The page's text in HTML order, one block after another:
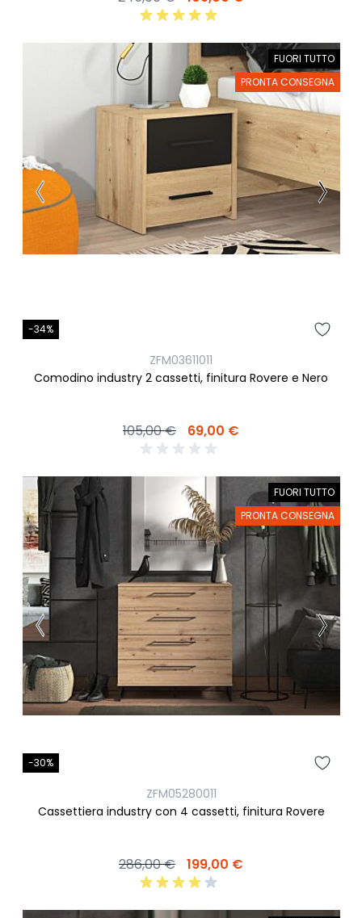
FUORI TUTTO
PRONTA CONSEGNA
-34%
ZFM03611011
Comodino industry 2 cassetti, finitura Rovere e Nero
105,00 € 69,00 €
FUORI TUTTO
PRONTA CONSEGNA
-30%
ZFM05280011
Cassettiera industry con 4 cassetti, finitura Rovere
286,00 € 199,00 €